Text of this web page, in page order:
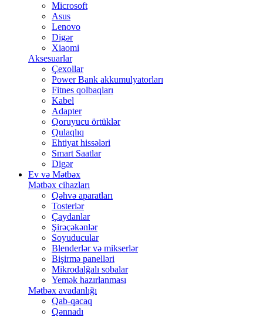
Microsoft
Asus
Lenovo
Digər
Xiaomi
Aksesuarlar
Çexollar
Power Bank akkumulyatorları
Fitnes qolbaqları
Kabel
Adapter
Qoruyucu örtüklər
Qulaqlıq
Ehtiyat hissələri
Smart Saatlar
Digər
Ev və Mətbəx
Mətbəx cihazları
Qəhvə aparatları
Tosterlər
Çaydanlar
Şirəçəkənlər
Soyuducular
Blenderlər və mikserlər
Bişirmə panelləri
Mikrodalğalı sobalar
Yemək hazırlanması
Mətbəx avadanlığı
Qab-qacaq
Qənnadı